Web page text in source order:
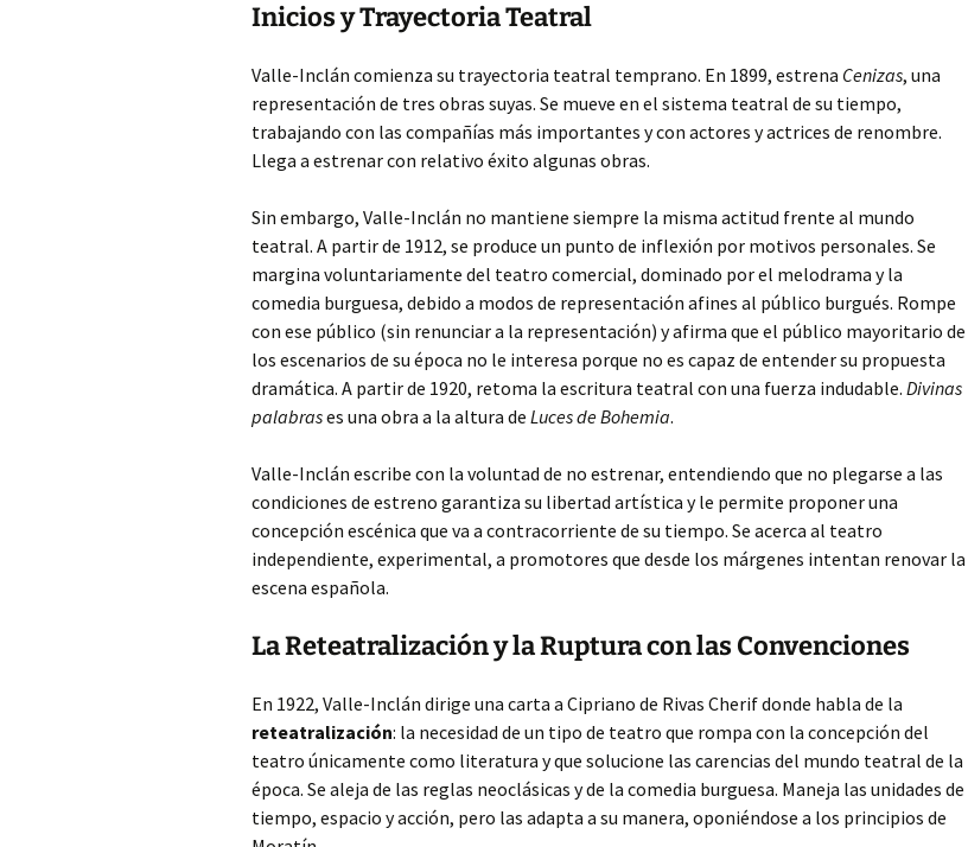
Inicios y Trayectoria Teatral
Valle-Inclán comienza su trayectoria teatral temprano. En 1899, estrena Cenizas, una
representación de tres obras suyas. Se mueve en el sistema teatral de su tiempo,
trabajando con las compañías más importantes y con actores y actrices de renombre.
Llega a estrenar con relativo éxito algunas obras.
Sin embargo, Valle-Inclán no mantiene siempre la misma actitud frente al mundo
teatral. A partir de 1912, se produce un punto de inflexión por motivos personales. Se
margina voluntariamente del teatro comercial, dominado por el melodrama y la
comedia burguesa, debido a modos de representación afines al público burgués. Rompe
con ese público (sin renunciar a la representación) y afirma que el público mayoritario de
los escenarios de su época no le interesa porque no es capaz de entender su propuesta
dramática. A partir de 1920, retoma la escritura teatral con una fuerza indudable. Divinas
palabrases una obra a la altura de Luces de Bohemia.
Valle-Inclán escribe con la voluntad de no estrenar, entendiendo que no plegarse a las
condiciones de estreno garantiza su libertad artística y le permite proponer una
concepción escénica que va a contracorriente de su tiempo. Se acerca al teatro
independiente, experimental, a promotores que desde los márgenes intentan renovar la
escena española.
La Reteatralización y la Ruptura con las Convenciones
En 1922, Valle-Inclán dirige una carta a Cipriano de Rivas Cherif donde habla de la
reteatralización: la necesidad de un tipo de teatro que rompa con la concepción del
teatro únicamente como literatura y que solucione las carencias del mundo teatral de la
época. Se aleja de las reglas neoclásicas y de la comedia burguesa. Maneja las unidades de
tiempo, espacio y acción, pero las adapta a su manera, oponiéndose a los principios de